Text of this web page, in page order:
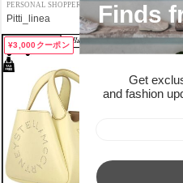
PERSONAL SHOPPER
Pitti_linea
¥3,000クーポン